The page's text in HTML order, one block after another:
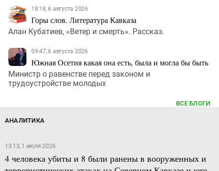
18:18, 6 августа 2026
Горы слов. Литература Кавказа
Алан Кубатиев, «Ветер и смерть». Рассказ.
09:47, 6 августа 2026
Южная Осетия какая она есть, была и могла бы быть
Министр о равенстве перед законом и
трудоустройстве молодых
ВСЕ БЛОГИ
АНАЛИТИКА
13:13, 1 июля 2026
4 человека убиты и 8 были ранены в вооруженных и